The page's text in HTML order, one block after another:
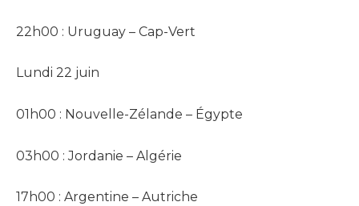
22h00 : Uruguay – Cap-Vert
Lundi 22 juin
01h00 : Nouvelle-Zélande – Égypte
03h00 : Jordanie – Algérie
17h00 : Argentine – Autriche